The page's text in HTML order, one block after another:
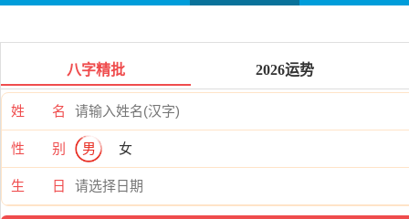
八字精批 2026运势
姓 名
性 别 男 女
生 日